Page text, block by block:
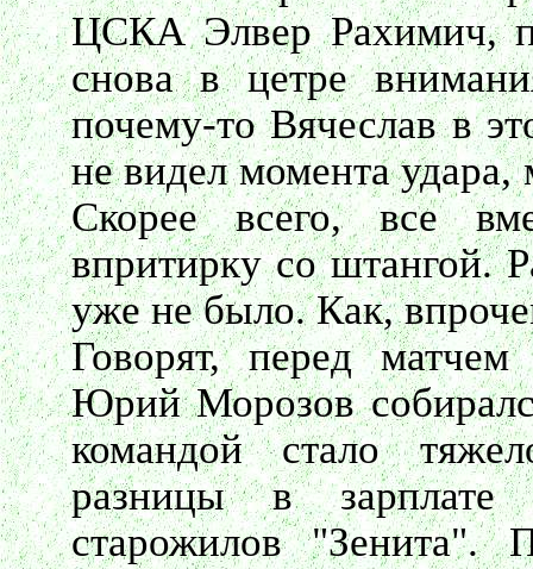
ЦСКА Элвер Рахимич,
снова в цетре
почему-то Вячеслав в
не видел момента
Скорее всего, все
впритирку со штангой.
уже не было. Как,
Говорят, перед
Юрий Морозов
командой стало
разницы в зарплате
старожилов "Зенита".